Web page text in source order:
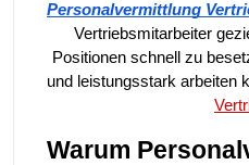
Personalvermittlung
Vertriebsmitarbeiter
Positionen schnell zu
und leistungsstark arbeiten
Warum